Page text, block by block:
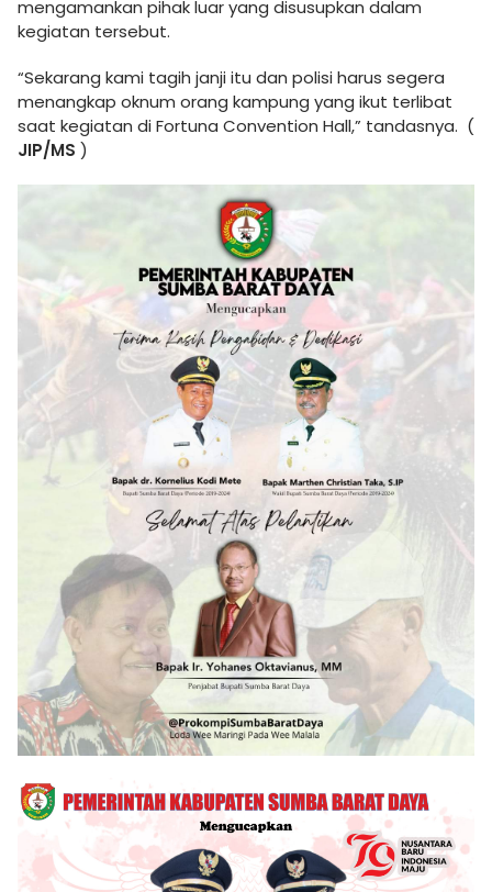
mengamankan pihak luar yang disusupkan dalam
kegiatan tersebut.
“Sekarang kami tagih janji itu dan polisi harus segera
menangkap oknum orang kampung yang ikut terlibat
saat kegiatan di Fortuna Convention Hall,” tandasnya. (
JIP/MS )